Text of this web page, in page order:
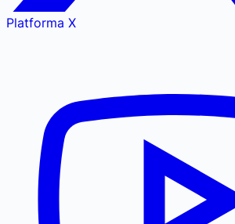
Platforma X